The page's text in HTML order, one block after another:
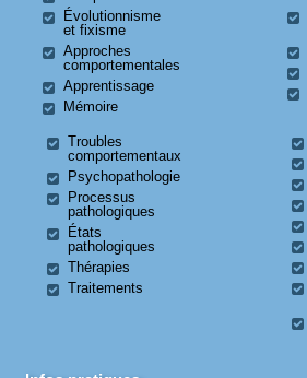
Évolutionnisme
et fixisme
Approches
comportementales
Apprentissage
Mémoire
Troubles
comportementaux
Psychopathologie
Processus
pathologiques
États
pathologiques
Thérapies
Traitements